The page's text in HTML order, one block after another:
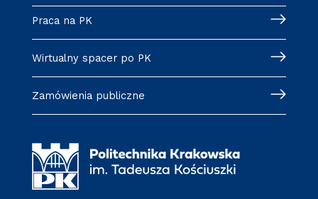
Praca na PK
Wirtualny spacer po PK
Zamówienia publiczne